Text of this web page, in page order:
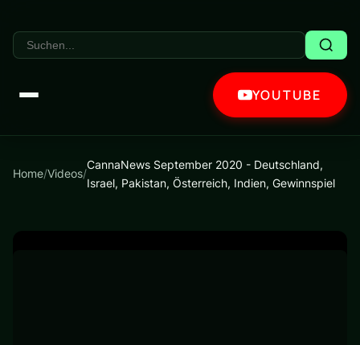
YOUTUBE
Home/Videos/
CannaNews September 2020 - Deutschland,
Israel, Pakistan, Österreich, Indien, Gewinnspiel